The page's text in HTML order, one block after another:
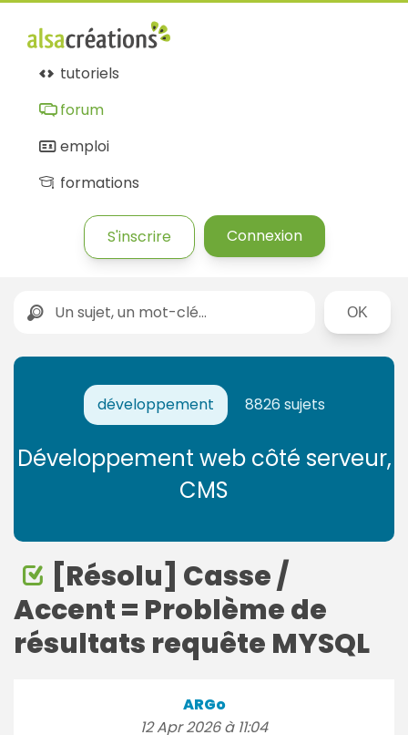
tutoriels
forum
emploi
formations
S'inscrire Connexion
Rechercher
développement 8826 sujets
Développement web côté serveur,
CMS
[Résolu] Casse /
Accent = Problème de
résultats requête MYSQL
ARGo
12 Apr 2026 à 11:04